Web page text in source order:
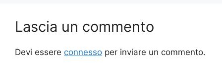
Lascia un commento
Devi essere connesso per inviare un commento.